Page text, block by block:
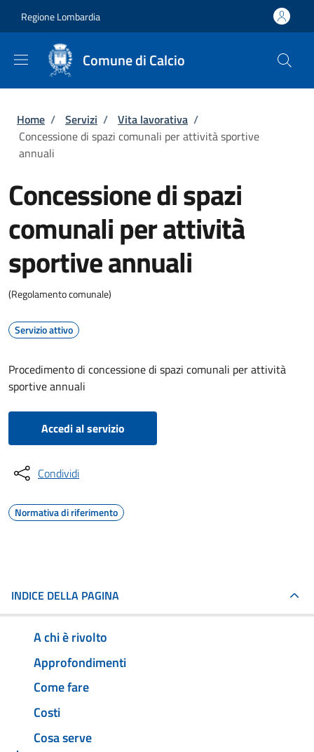
Regione Lombardia
Comune di Calcio
Briciole di pane
Home / Servizi / Vita lavorativa /
Concessione di spazi comunali per attività sportive
annuali
Concessione di spazi
comunali per attività
sportive annuali
(Regolamento comunale)
Servizio attivo
Procedimento di concessione di spazi comunali per attività
sportive annuali
Accedi al servizio
Condividi
Normativa di riferimento
INDICE DELLA PAGINA
A chi è rivolto
Approfondimenti
Come fare
Costi
Cosa serve